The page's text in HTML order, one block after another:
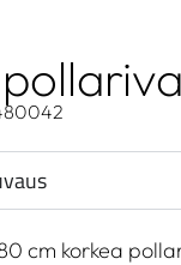
cm korkea